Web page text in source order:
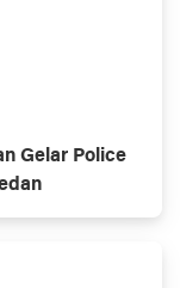
Gelar Police